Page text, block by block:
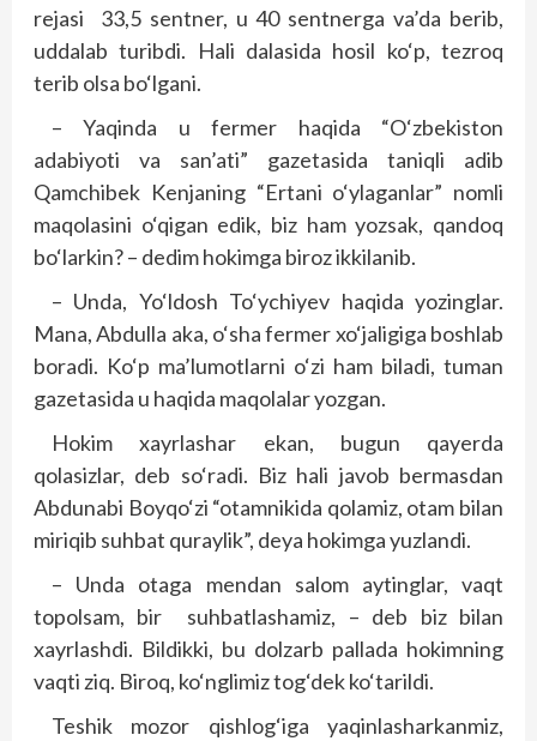
rejasi 33,5 sentner, u 40 sentnerga va’da berib,
uddalab turibdi. Hali dalasida hosil ko‘p, tezroq
terib olsa bo‘lgani.
– Yaqinda u fermer haqida “O‘zbekiston
adabiyoti va san’ati” gazetasida taniqli adib
Qamchibek Kenjaning “Ertani o‘ylaganlar” nomli
maqolasini o‘qigan edik, biz ham yozsak, qandoq
bo‘larkin? – dedim hokimga biroz ikkilanib.
– Unda, Yo‘ldosh To‘ychiyev haqida yozinglar.
Mana, Abdulla aka, o‘sha fermer xo‘jaligiga boshlab
boradi. Ko‘p ma’lumotlarni o‘zi ham biladi, tuman
gazetasida u haqida maqolalar yozgan.
Hokim xayrlashar ekan, bugun qayerda
qolasizlar, deb so‘radi. Biz hali javob bermasdan
Abdunabi Boyqo‘zi “otamnikida qolamiz, otam bilan
miriqib suhbat quraylik”, deya hokimga yuzlandi.
– Unda otaga mendan salom aytinglar, vaqt
topolsam, bir suhbatlashamiz, – deb biz bilan
xayrlashdi. Bildikki, bu dolzarb pallada hokimning
vaqti ziq. Biroq, ko‘nglimiz tog‘dek ko‘tarildi.
Teshik mozor qishlog‘iga yaqinlasharkanmiz,